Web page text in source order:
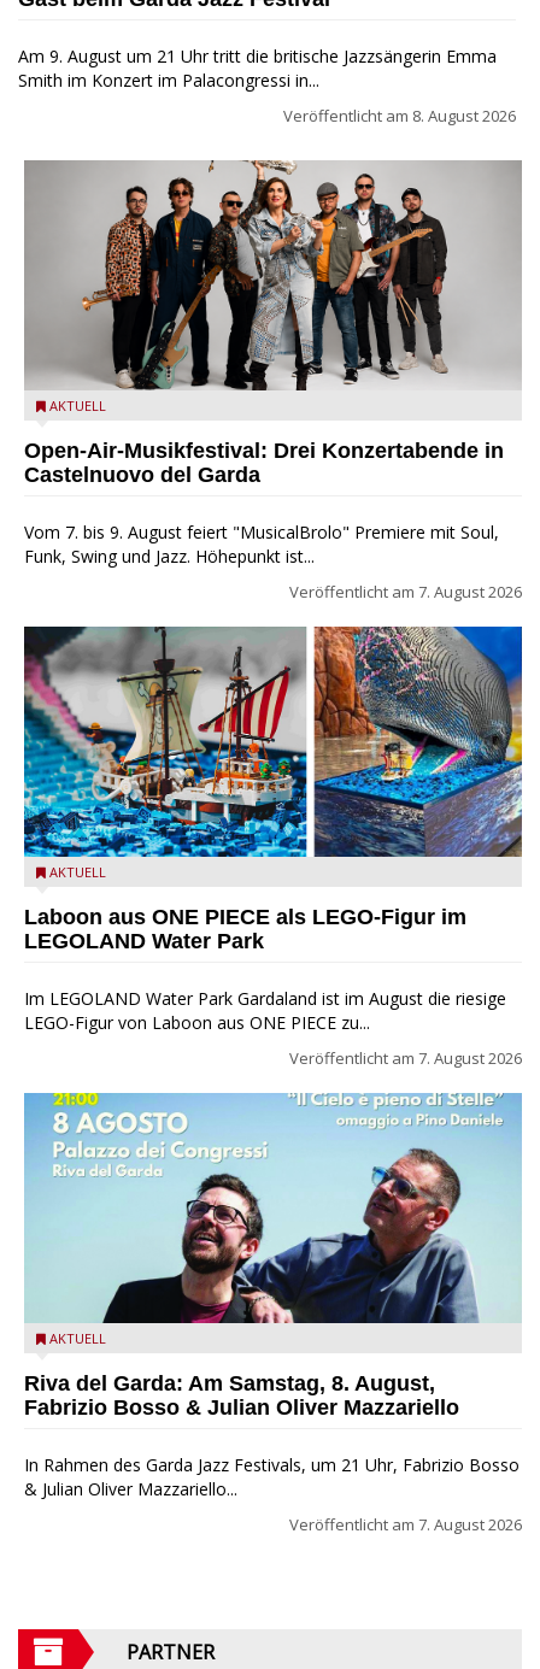
Am 9. August um 21 Uhr tritt die britische Jazzsängerin Emma
Smith im Konzert im Palacongressi in...
Veröffentlicht am 8. August 2026
Castelnuovo del Garda: Die "Dirotta su Cuba" zu Gast beim
AKTUELL
Open-Air-Musikfestival: Drei Konzertabende in
Castelnuovo del Garda
Vom 7. bis 9. August feiert "MusicalBrolo" Premiere mit Soul,
Funk, Swing und Jazz. Höhepunkt ist...
Veröffentlicht am 7. August 2026
Laboon aus ONE PIECE als LEGO-Figur im LEGOLAND Water
AKTUELL
Laboon aus ONE PIECE als LEGO-Figur im
LEGOLAND Water Park
Im LEGOLAND Water Park Gardaland ist im August die riesige
LEGO-Figur von Laboon aus ONE PIECE zu...
Veröffentlicht am 7. August 2026
Fabrizio Bosso & Julian Oliver Mazzariello zu Gast beim Garda
AKTUELL
Riva del Garda: Am Samstag, 8. August,
Fabrizio Bosso & Julian Oliver Mazzariello
In Rahmen des Garda Jazz Festivals, um 21 Uhr, Fabrizio Bosso
& Julian Oliver Mazzariello...
Veröffentlicht am 7. August 2026
PARTNER